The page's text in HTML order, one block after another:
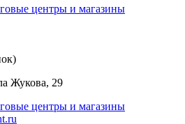
центры и магазины
Жукова, 29
центры и магазины